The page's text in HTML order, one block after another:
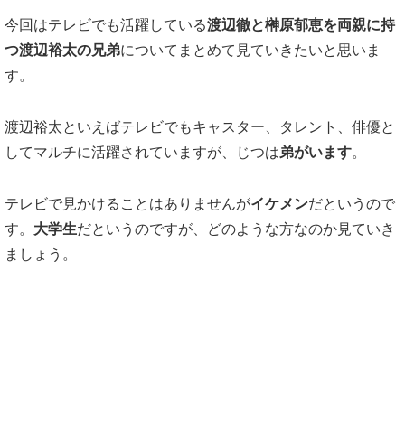
今回はテレビでも活躍している渡辺徹と榊原郁恵を両親に持
つ渡辺裕太の兄弟についてまとめて見ていきたいと思いま
す。
渡辺裕太といえばテレビでもキャスター、タレント、俳優と
してマルチに活躍されていますが、じつは弟がいます。
テレビで見かけることはありませんがイケメンだというので
す。 大学生だというのですが、どのような方なのか見ていき
ましょう。